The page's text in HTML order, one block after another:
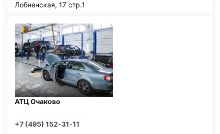
Лобненская, 17 стр.1
АТЦ Очаково
+7 (495) 152-31-11